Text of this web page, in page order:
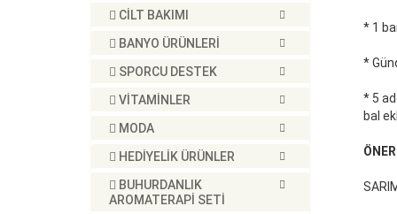
CİLT BAKIMI
BANYO ÜRÜNLERİ
SPORCU DESTEK
VİTAMİNLER
MODA
HEDİYELİK ÜRÜNLER
BUHURDANLIK
AROMATERAPİ SETİ
* 1
*
* 5
bal